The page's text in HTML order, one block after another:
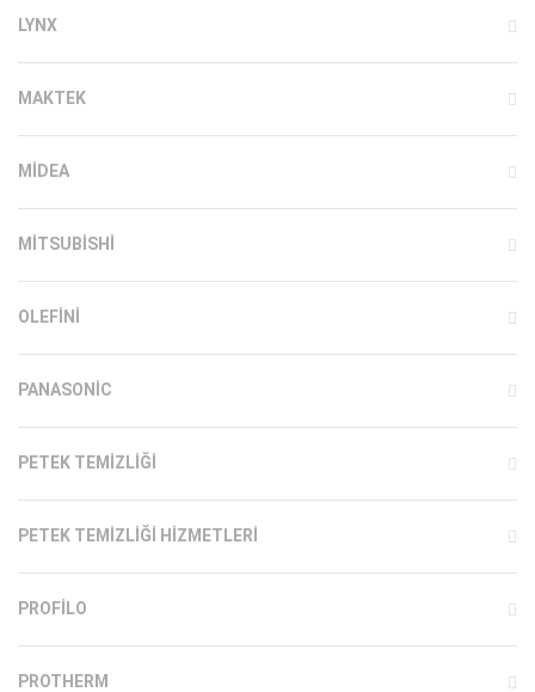
LYNX
MAKTEK
MIDEA
MITSUBISHI
OLEFINI
PANASONIC
PETEK TEMIZLIĞI
PETEK TEMIZLIĞI HIZMETLERI
PROFILO
PROTHERM